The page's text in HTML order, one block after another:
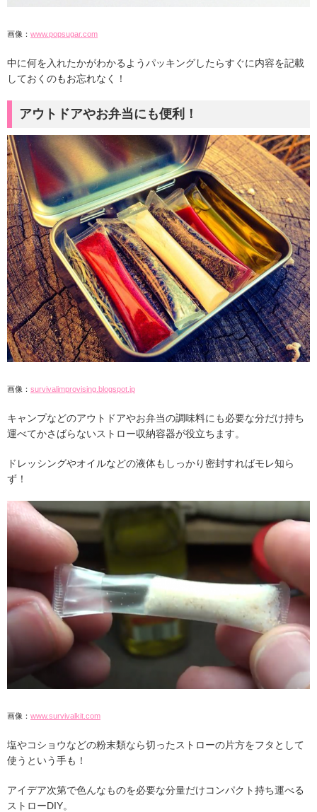
画像： www.popsugar.com
中に何を入れたかがわかるようパッキングしたらすぐに内容を記載
しておくのもお忘れなく！
アウトドアやお弁当にも便利！
画像： survivalimprovising.blogspot.jp
キャンプなどのアウトドアやお弁当の調味料にも必要な分だけ持ち
運べてかさばらないストロー収納容器が役立ちます。
ドレッシングやオイルなどの液体もしっかり密封すればモレ知ら
ず！
画像： www.survivalkit.com
塩やコショウなどの粉末類なら切ったストローの片方をフタとして
使うという手も！
アイデア次第で色んなものを必要な分量だけコンパクト持ち運べる
ストローDIY。